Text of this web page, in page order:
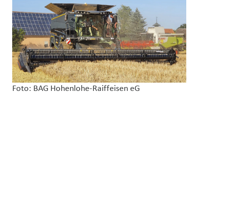
Foto: BAG Hohenlohe-Raiffeisen eG